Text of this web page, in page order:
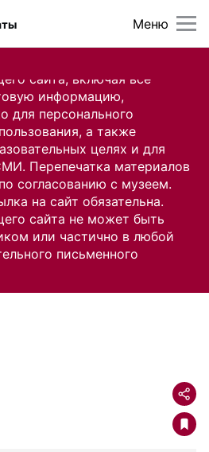
сайта, включая все
информацию,
для персонального
а также
целях и для
Перепечатка материалов
согласованию с музеем.
на сайт обязательна.
сайта не может быть
или частично в любой
письменного
Меню